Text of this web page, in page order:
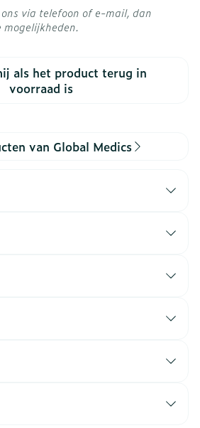
als het product terug in
voorraad is
via telefoon of e-mail, dan
mogelijkheden.
van Global Medics